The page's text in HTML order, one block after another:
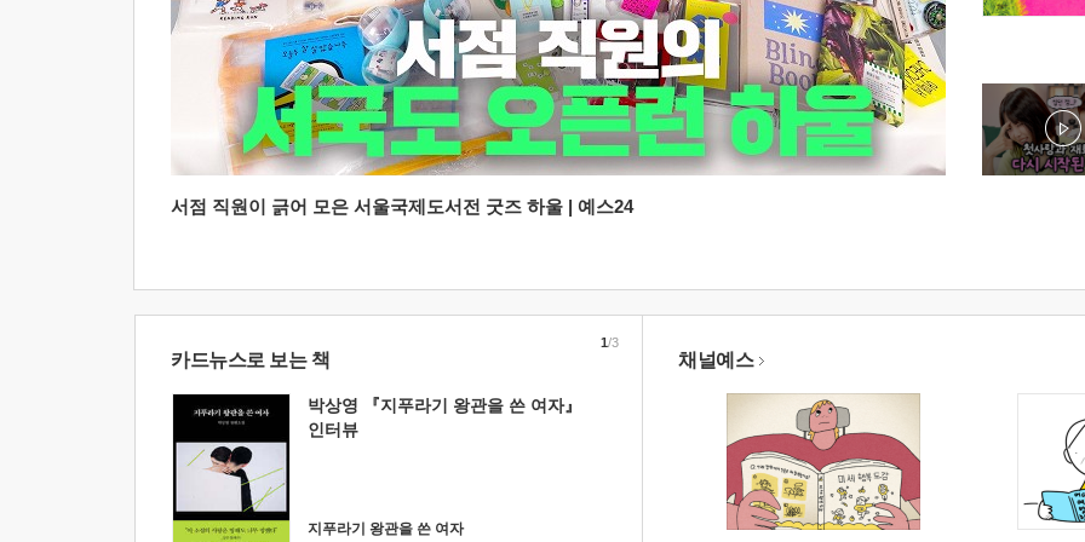
서점 직원이 긁어 모은 서울국제도서전 굿즈 하울 | 예스24
카드뉴스로 보는 책
박상영 『지푸라기 왕관을 쓴 여자』
인터뷰
지푸라기 왕관을 쓴 여자
1/3
채널예스